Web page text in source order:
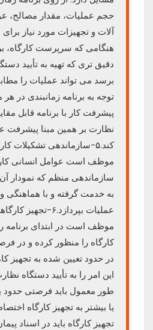
حجم عملیات، مقدار مصالح،
آلات و تجهیزات مورد نیاز
هنگامی که سرپرست کارگاه،
دقیق تری که تهیه به تأیید
برسد می تواند عملیات را
توجه به برنامه زمانبندی در
پیشرفت کار با برنامه قابل
نظارت بر همین مبنا پیشرفت
کند.۵-سازماندهی تشکیلات
موظف است عوامل انسانی
سازماندهی منظم که نمودار آن
به خدمت گرفته و با هماهنگی
عملیات بپردازد.۶-
موظف است در ابتدای برنامه
کارگاه را منظور کرده و در
در حدود تعیین شده به تجهیز
این امر را به تأیید دستگاه
طور معمول باید فرصتی حدود
یا بیشتر به تجهیز کارگاه
تجهیز کارگاه باید در اسناد